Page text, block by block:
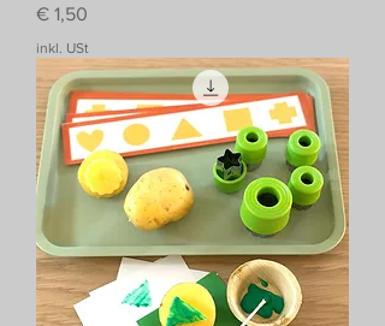
Preis
€ 1,50
inkl. USt